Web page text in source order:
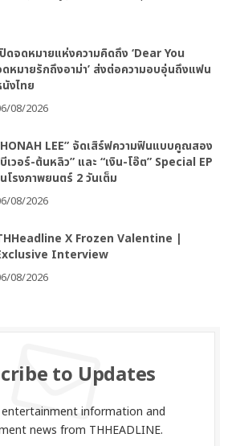
ดจดหมายแห่งความคิดถึง ‘Dear You
หมายรักถึงอาม่า’ ส่งต่อความอบอุ่นถึงแฟน
งไทย
08/2026
LEE” จัดเสิร์ฟความฟินแบบคูณสอง
เวอร์-ต้นหลิว” และ “เงิน-โอ๊ต” Special EP
โรงภาพยนตร์ 2 วันเต็ม
08/2026
X Frozen Valentine |
Interview
08/2026
to Updates
information and
news from THHEADLINE.